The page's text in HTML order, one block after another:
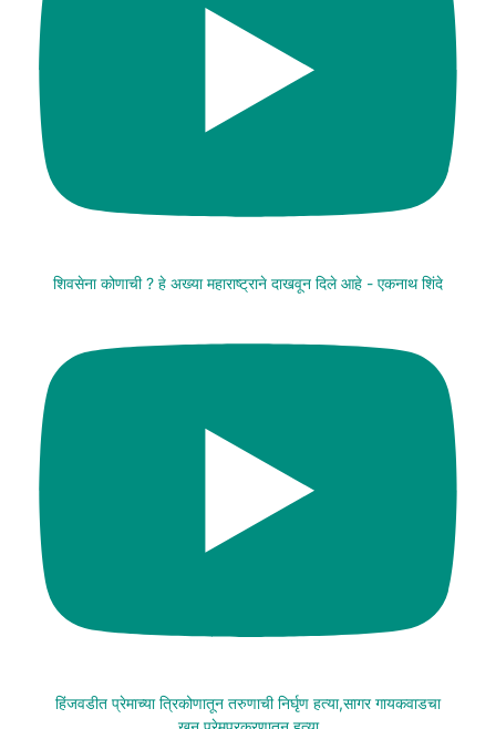
शिवसेना कोणाची ? हे अख्या महाराष्ट्राने दाखवून दिले आहे - एकनाथ शिंदे
हिंजवडीत प्रेमाच्या त्रिकोणातून तरुणाची निर्घृण हत्या,सागर गायकवाडचा